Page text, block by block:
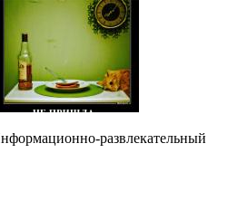
развлекательный